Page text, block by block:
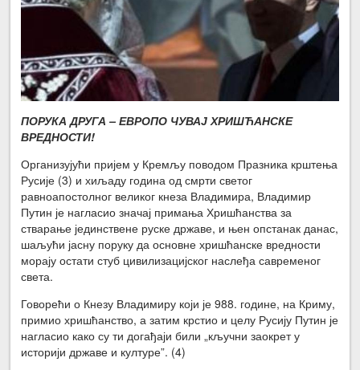
ПОРУКА ДРУГА – ЕВРОПО ЧУВАЈ ХРИШЋАНСКЕ
ВРЕДНОСТИ!
Организујући пријем у Кремљу поводом Празника крштења
Русије (3) и хиљаду година од смрти светог
равноапостолног великог кнеза Владимира, Владимир
Путин је нагласио значај примања Хришћанства за
стварање јединствене руске државе, и њен опстанак данас,
шаљући јасну поруку да основне хришћанске вредности
морају остати стуб цивилизацијског наслеђа савременог
света.
Говорећи о Кнезу Владимиру који је 988. године, на Криму,
примио хришћанство, а затим крстио и целу Русију Путин је
нагласио како су ти догађаји били „кључни заокрет у
историји државе и културе”. (4)